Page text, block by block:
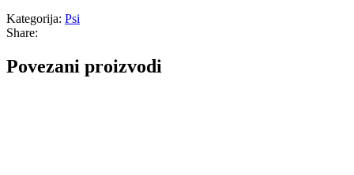
Kategorija: Psi
Share:
Povezani proizvodi